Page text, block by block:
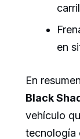
en
En
Black
vehículo
tecnología